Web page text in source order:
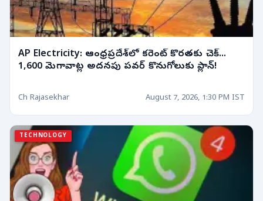
AP Electricity: ఆంధ్రప్రదేశ్‌లో కరెంట్ కొరతకు చెక్...
1,600 మెగావాట్ల అదనపు పవర్ కొనుగోలుకు ప్లాన్!
Ch Rajasekhar August 7, 2026, 1:30 PM IST
TECHNOLOGY